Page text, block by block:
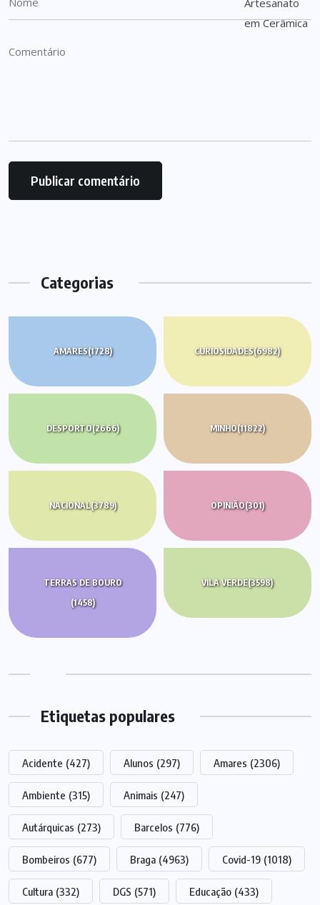
Categorias
AMARES(1728) CURIOSIDADES(6982)
DESPORTO(2666) MINHO(11822)
NACIONAL(3789) OPINIÃO(301)
TERRAS DE BOURO
(1458)
VILA VERDE(3598)
Etiquetas populares
Acidente (427) Alunos (297) Amares (2306)
Ambiente (315) Animais (247)
Autárquicas (273) Barcelos (776)
Bombeiros (677) Braga (4963) Covid-19 (1018)
Cultura (332) DGS (571) Educação (433)